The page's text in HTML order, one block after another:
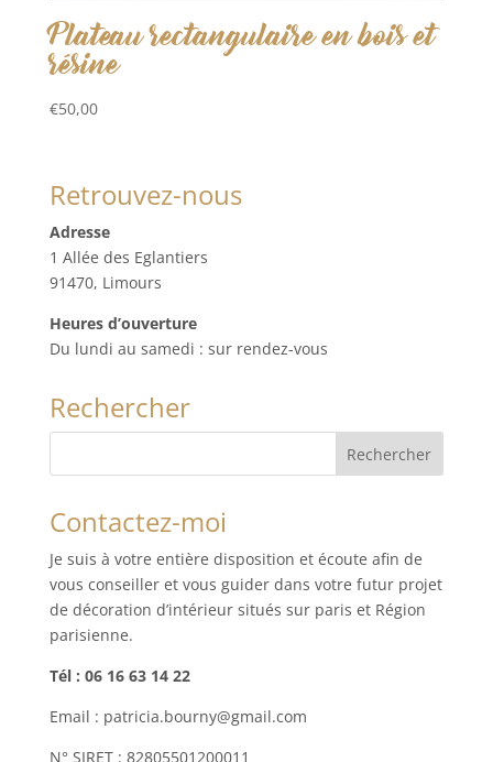
Plateau rectangulaire en bois et
résine
€50,00
Retrouvez-nous
Adresse
1 Allée des Eglantiers
91470, Limours
Heures d’ouverture
Du lundi au samedi : sur rendez-vous
Rechercher
Contactez-moi
Je suis à votre entière disposition et écoute afin de
vous conseiller et vous guider dans votre futur projet
de décoration d’intérieur situés sur paris et Région
parisienne.
Tél : 06 16 63 14 22
Email : patricia.bourny@gmail.com
N° SIRET : 82805501200011